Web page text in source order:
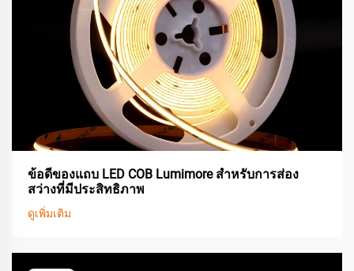
ข้อดีของแถบ LED COB Lumimore สำหรับการส่อง
สว่างที่มีประสิทธิภาพ
ดูเพิ่มเติม